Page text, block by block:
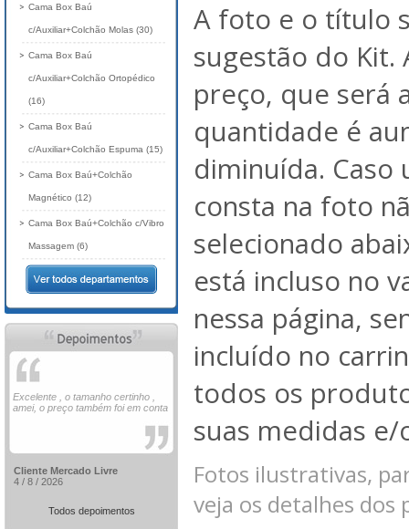
A foto e o título
sugestão do Kit.
preço, que será
quantidade é
diminuída.
consta na foto
selecionado
está incluso no
nessa página,
incluído no
todos os
suas medidas e/
Fotos ilustrativas,
veja os detalhes dos
Cama Box Baú
c/Auxiliar+Colchão Molas (30)
Cama Box Baú
c/Auxiliar+Colchão Ortopédico
(16)
Cama Box Baú
c/Auxiliar+Colchão Espuma (15)
Cama Box Baú+Colchão
Magnético (12)
Cama Box Baú+Colchão c/Vibro
Massagem (6)
Excelente , o tamanho certinho ,
amei, o preço também foi em conta
Cliente Mercado Livre
4 / 8 / 2026
Todos depoimentos